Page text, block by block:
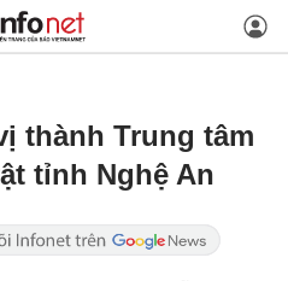
thành Trung tâm
tỉnh Nghệ An